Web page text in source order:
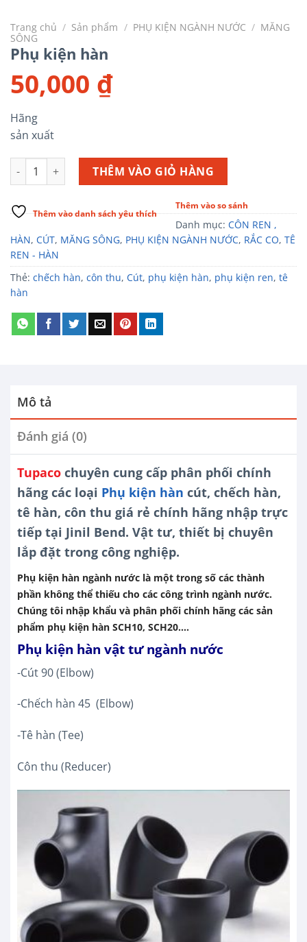
Trang chủ / Sản phẩm / PHỤ KIỆN NGÀNH NƯỚC / MĂNG
SÔNG
Phụ kiện hàn
50,000 ₫
Hãng
sản xuất
Phụ kiện hàn số lượngTHÊM VÀO GIỎ HÀNG
Thêm vào danh sách yêu thích
Thêm vào so sánh
Danh mục: CÔN REN ,
HÀN, CÚT, MĂNG SÔNG, PHỤ KIỆN NGÀNH NƯỚC, RẮC CO, TÊ
REN - HÀN
Thẻ: chếch hàn, côn thu, Cút, phụ kiện hàn, phụ kiện ren, tê
hàn
Mô tả
Đánh giá (0)
Tupaco chuyên cung cấp phân phối chính
hãng các loại Phụ kiện hàn cút, chếch hàn,
tê hàn, côn thu giá rẻ chính hãng nhập trực
tiếp tại Jinil Bend. Vật tư, thiết bị chuyên
lắp đặt trong công nghiệp.
Phụ kiện hàn ngành nước là một trong số các thành
phần không thể thiếu cho các công trình ngành nước.
Chúng tôi nhập khẩu và phân phối chính hãng các sản
phẩm phụ kiện hàn SCH10, SCH20….
Phụ kiện hàn vật tưngành nước
-Cút 90 (Elbow)
-Chếch hàn 45 (Elbow)
-Tê hàn (Tee)
Côn thu (Reducer)